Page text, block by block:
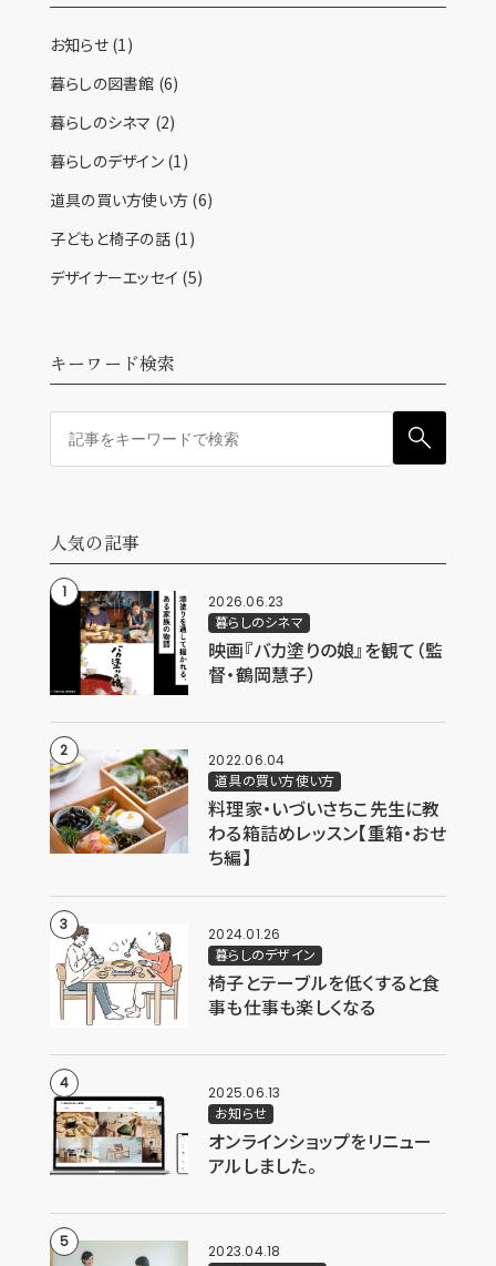
お知らせ(1)
暮らしの図書館 (6)
暮らしのシネマ (2)
暮らしのデザイン(1)
道具の買い方使い方 (6)
子どもと椅子の話(1)
デザイナーエッセイ (5)
キーワード検索
人気の記事
2026.06.23
暮らしのシネマ
映画『バカ塗りの娘』を観て（監
督・鶴岡慧子）
2022.06.04
道具の買い方使い方
料理家・いづいさちこ先生に教
わる箱詰めレッスン【重箱・おせ
ち編】
2024.01.26
暮らしのデザイン
椅子とテーブルを低くすると食
事も仕事も楽しくなる
2025.06.13
お知らせ
オンラインショップをリニュー
アルしました。
2023.04.18